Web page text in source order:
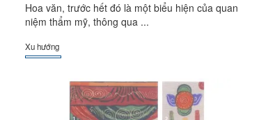
Hoa văn, trước hết đó là một biểu hiện của quan
niệm thẩm mỹ, thông qua ...
Xu hướng